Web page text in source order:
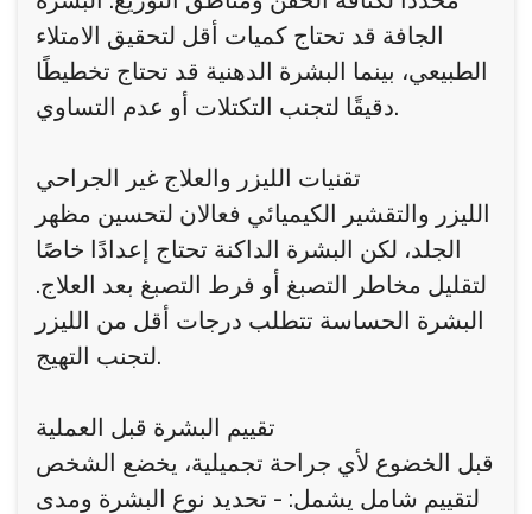
الجافة قد تحتاج كميات أقل لتحقيق الامتلاء
الطبيعي، بينما البشرة الدهنية قد تحتاج تخطيطًا
دقيقًا لتجنب التكتلات أو عدم التساوي.
تقنيات الليزر والعلاج غير الجراحي
الليزر والتقشير الكيميائي فعالان لتحسين مظهر
الجلد، لكن البشرة الداكنة تحتاج إعدادًا خاصًا
لتقليل مخاطر التصبغ أو فرط التصبغ بعد العلاج.
البشرة الحساسة تتطلب درجات أقل من الليزر
لتجنب التهيج.
تقييم البشرة قبل العملية
قبل الخضوع لأي جراحة تجميلية، يخضع الشخص
لتقييم شامل يشمل: - تحديد نوع البشرة ومدى